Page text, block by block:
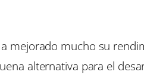
mejorado mucho su
alternativa para el